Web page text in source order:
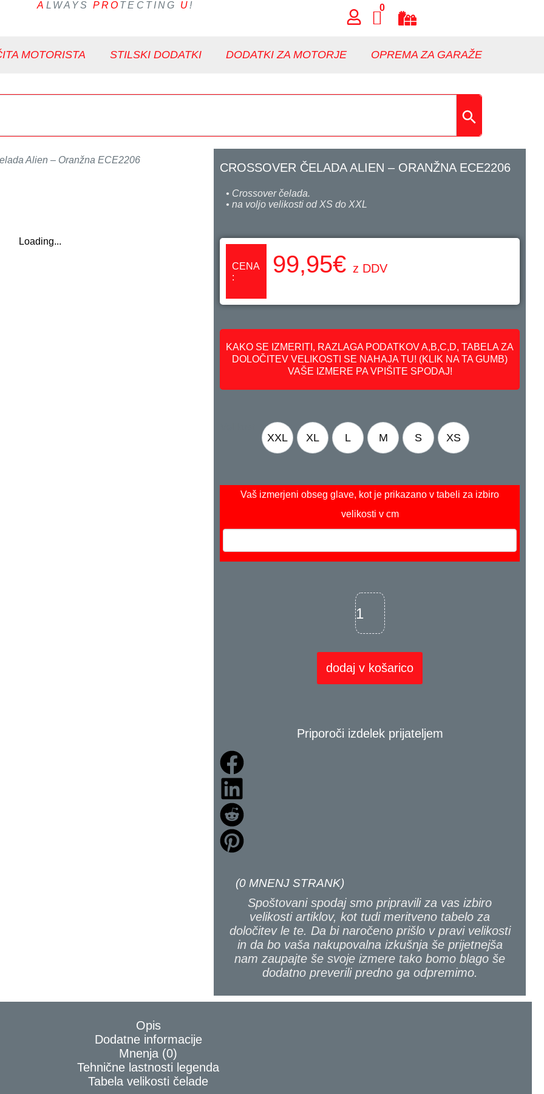
A LWAYSPRO TECTING U! 0
MOTORISTA STILSKI DODATKI DODATKI ZA MOTORJE OPREMA ZA GARAŽE
Alien – Oranžna ECE2206
Loading...
CROSSOVER ČELADA ALIEN – ORANŽNA ECE2206
• Crossover čelada.
• na voljo velikosti od XS do XXL
CENA
:
99,95€ z DDV
KAKO SE IZMERITI, RAZLAGA PODATKOV A,B,C,D, TABELA ZA
DOLOČITEV VELIKOSTI SE NAHAJA TU! (KLIK NA TA GUMB)
VAŠE IZMERE PA VPIŠITE SPODAJ!
XXL XL L M S XS
Vaš izmerjeni obseg glave, kot je prikazano v tabeli za izbiro
velikosti v cm
dodaj v košarico
Priporoči izdelek prijateljem
(0 MNENJ STRANK)
Spoštovani spodaj smo pripravili za vas izbiro
velikosti artiklov, kot tudi meritveno tabelo za
določitev le te. Da bi naročeno prišlo v pravi velikosti
in da bo vaša nakupovalna izkušnja še prijetnejša
nam zaupajte še svoje izmere tako bomo blago še
dodatno preverili predno ga odpremimo.
Opis
Dodatne informacije
Mnenja (0)
Tehnične lastnosti legenda
Tabela velikosti čelade